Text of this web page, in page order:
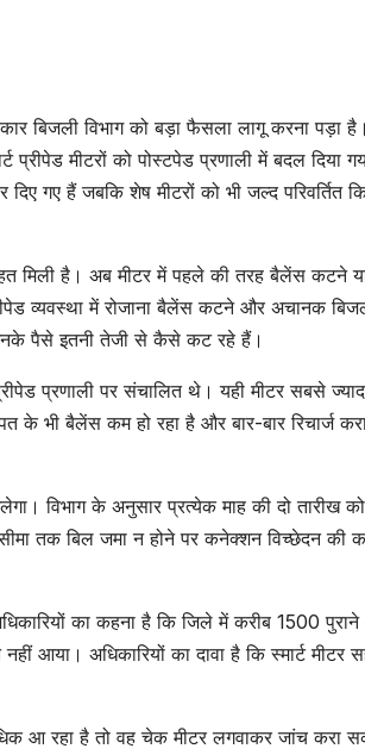
बिजली विभाग को बड़ा फैसला लागू करना पड़ा है।
मीटरों को पोस्टपेड प्रणाली में बदल दिया
गए हैं जबकि शेष मीटरों को भी जल्द परिवर्तित
मिली है। अब मीटर में पहले की तरह बैलेंस कटने
व्यवस्था में रोजाना बैलेंस कटने और अचानक
पैसे इतनी तेजी से कैसे कट रहे हैं।
प्रणाली पर संचालित थे। यही मीटर सबसे
के भी बैलेंस कम हो रहा है और बार-बार रिचार्ज
विभाग के अनुसार प्रत्येक माह की दो तारीख
तक बिल जमा न होने पर कनेक्शन विच्छेदन की
का कहना है कि जिले में करीब 1500
आया। अधिकारियों का दावा है कि स्मार्ट मीटर
आ रहा है तो वह चेक मीटर लगवाकर जांच करा